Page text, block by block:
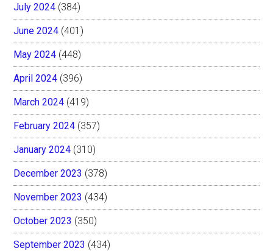
July 2024 (384)
June 2024 (401)
May 2024 (448)
April 2024 (396)
March 2024 (419)
February 2024 (357)
January 2024 (310)
December 2023 (378)
November 2023 (434)
October 2023 (350)
September 2023 (434)